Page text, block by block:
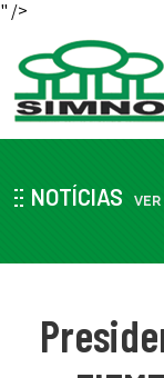
" />
NOTÍCIAS